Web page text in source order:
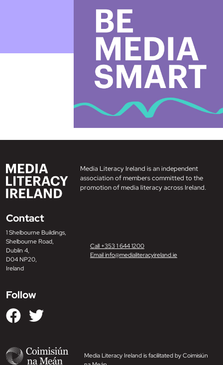
Media Literacy Ireland is an independent
association of members committed to the
promotion of media literacy across Ireland.
Contact
1 Shelbourne Buildings,
Shelbourne Road,
Dublin 4,
D04 NP20,
Ireland
Call +353 1 644 1200
Email info@medialiteracyireland.ie
Follow
Media Literacy Ireland is facilitated by Coimisiún